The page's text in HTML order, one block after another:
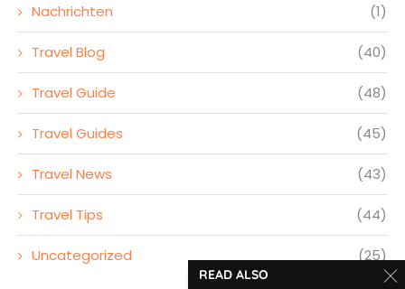
Nachrichten (1)
Travel Blog (40)
Travel Guide (48)
Travel Guides (45)
Travel News (43)
Travel Tips (44)
Uncategorized (25)
READ ALSO